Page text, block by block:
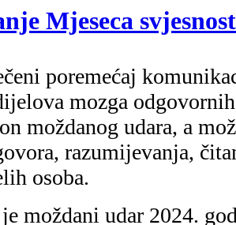
Mjeseca
poremećaj
mozga
moždanog udara, a
razumijevanja,
osoba.
moždani udar 2024.